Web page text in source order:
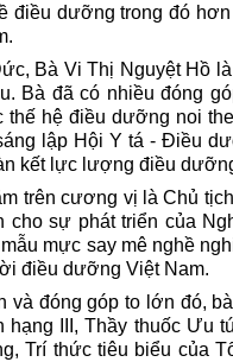
điều dưỡng trong đó
Bà Vi Thị Nguyệt Hồ
Bà đã có nhiều đóng
thế hệ điều dưỡng noi
lập Hội Y tá - Điều
kết lực lượng điều
trên cương vị là Chủ
cho sự phát triển của
mực say mê nghề
điều dưỡng Việt Nam.
và đóng góp to lớn đó,
hạng III, Thầy thuốc Ưu
Trí thức tiêu biểu của